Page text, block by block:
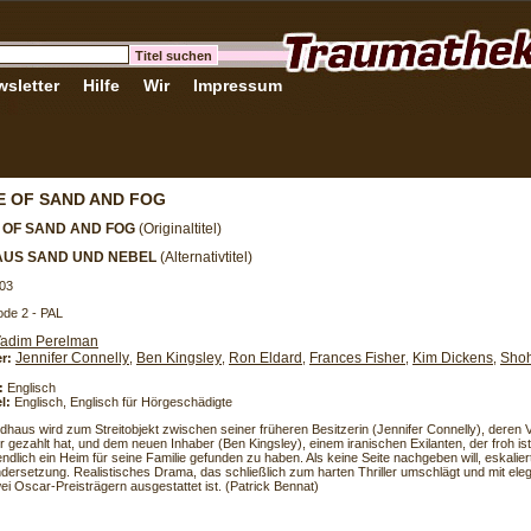
Hilfe Wir Impressum
OF SAND AND FOG
SAND AND FOG (Originaltitel)
SAND UND NEBEL (Alternativtitel)
2 - PAL
Perelman
Jennifer Connelly Ben Kingsley Ron Eldard Frances Fisher Kim Dickens
Englisch
Englisch, Englisch für Hörgeschädigte
wird zum Streitobjekt zwischen seiner früheren Besitzerin (Jennifer Connelly), deren
gezahlt hat, und dem neuen Inhaber (Ben Kingsley), einem iranischen Exilanten, der froh
ein Heim für seine Familie gefunden zu haben. Als keine Seite nachgeben will,
Realistisches Drama, das schließlich zum harten Thriller umschlägt und mit
Oscar-Preisträgern ausgestattet ist. (Patrick Bennat)